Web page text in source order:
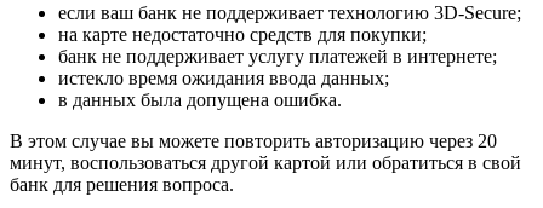
если ваш банк не поддерживает технологию 3D-Secure;
на карте недостаточно средств для покупки;
банк не поддерживает услугу платежей в интернете;
истекло время ожидания ввода данных;
в данных была допущена ошибка.
В этом случае вы можете повторить авторизацию через 20
минут, воспользоваться другой картой или обратиться в свой
банк для решения вопроса.